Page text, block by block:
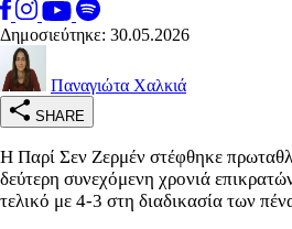
Δημοσιεύτηκε: 30.05.2026
Παναγιώτα Χαλκιά
SHARE
Η Παρί Σεν Ζερμέν στέφθηκε
δεύτερη συνεχόμενη χρονιά
τελικό με 4-3 στη διαδικασία των